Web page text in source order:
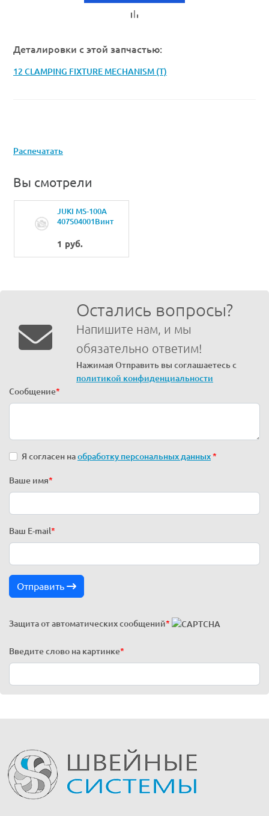
Деталировки с этой запчастью:
12 CLAMPING FIXTURE MECHANISM (T)
Распечатать
Вы смотрели
JUKI MS-100A
407S04001Винт
1 руб.
Остались вопросы?
Напишите нам, и мы
обязательно ответим!
Нажимая Отправить вы соглашаетесь с
политикой конфиденциальности
Сообщение*
Я согласен наобработку персональных данных*
Ваше имя*
Ваш E-mail *
Отправить
Защита от автоматических сообщений*
Введите слово на картинке*